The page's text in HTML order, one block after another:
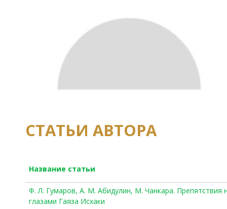
СТАТЬИ АВТОРА
Название статьи
Ф. Л. Гумаров, А. М. Абидулин, М. Чанкара. Препятствия
глазами Гаяза Исхаки